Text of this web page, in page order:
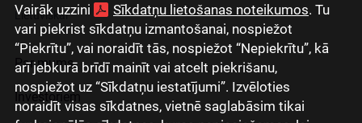
Vairāk uzzini
Sīkdatņu lietošanas noteikumos. Tu
vari piekrist sīkdatņu izmantošanai, nospiežot
“Piekrītu”, vai noraidīt tās, nospiežot “Nepiekrītu”, kā
arī jebkurā brīdī mainīt vai atcelt piekrišanu,
nospiežot uz “Sīkdatņu iestatījumi”. Izvēloties
noraidīt visas sīkdatnes, vietnē saglabāsim tikai
Lietuviškai
Par mums
Investoriem